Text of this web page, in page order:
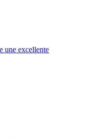
une excellente